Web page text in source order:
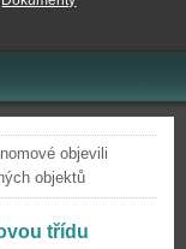
objevili
objektů
třídu